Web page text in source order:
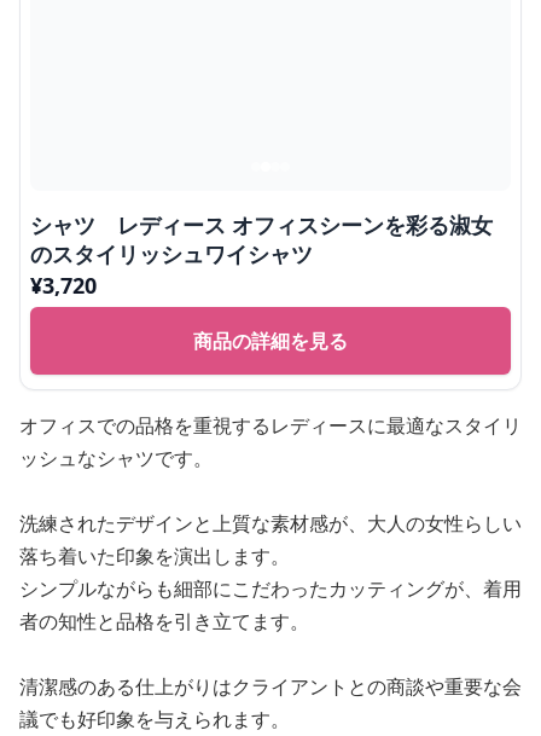
シャツ レディース オフィスシーンを彩る淑女
のスタイリッシュワイシャツ
¥3,720
商品の詳細を見る
オフィスでの品格を重視するレディースに最適なスタイリ
ッシュなシャツです。
洗練されたデザインと上質な素材感が、大人の女性らしい
落ち着いた印象を演出します。
シンプルながらも細部にこだわったカッティングが、着用
者の知性と品格を引き立てます。
清潔感のある仕上がりはクライアントとの商談や重要な会
議でも好印象を与えられます。